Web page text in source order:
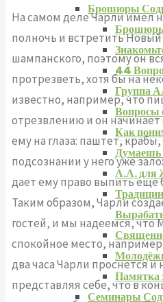
Брошюры
44
Группа
Вопросы
Как
А.А. для
Памятка
Семинары
На самом деле Чарли имел
полночь и встретить Новый
шампанского, поэтому он
протрезветь, хотя бы на
известно, например, что
отрезвлению и он начинает
ему на глаза: паштет,
подсознании у него уже
дает ему право выпить еще
Таким образом, Чарли
гостей, и мы надеемся, что
спокойное место,
два часа Чарли проснется и
представляя себе, что в